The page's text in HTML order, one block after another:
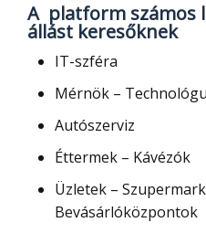
A platform számos
állást keresőknek
IT-szféra
Mérnök –
Autószerviz
Éttermek – Kávézók
Üzletek –
Bevásárlóközpontok